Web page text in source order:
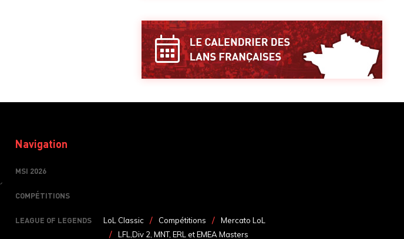
Navigation
MSI 2026
COMPÉTITIONS
LEAGUE OF LEGENDS LoL Classic Compétitions
Mercato LoL
LFL,Div 2, MNT, ERL et EMEA Masters